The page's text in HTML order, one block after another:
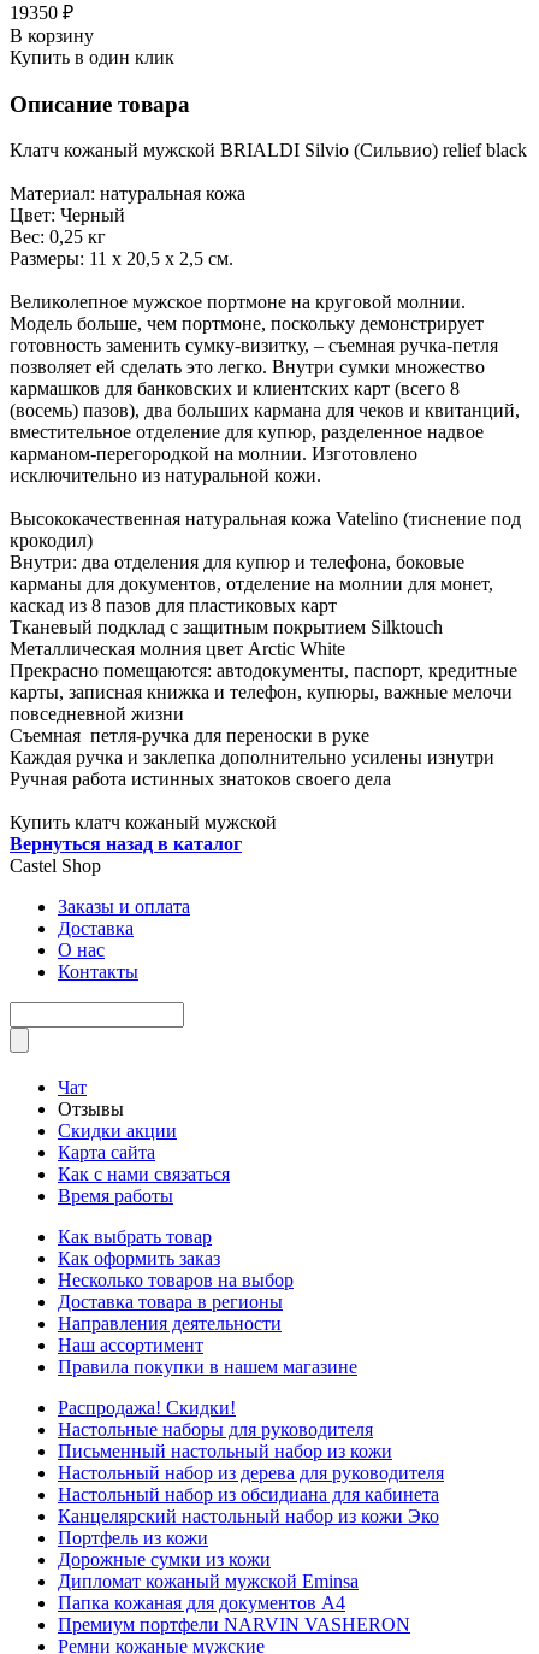
19350 ₽
В корзину
Купить в один клик
Описание товара
Клатч кожаный мужской BRIALDI Silvio (Сильвио) relief black
Материал: натуральная кожа
Цвет: Черный
Вес: 0,25 кг
Размеры: 11 х 20,5 х 2,5 см.
Великолепное мужское портмоне на круговой молнии.
Модель больше, чем портмоне, поскольку демонстрирует
готовность заменить сумку-визитку, – съемная ручка-петля
позволяет ей сделать это легко. Внутри сумки множество
кармашков для банковских и клиентских карт (всего 8
(восемь) пазов), два больших кармана для чеков и квитанций,
вместительное отделение для купюр, разделенное надвое
карманом-перегородкой на молнии. Изготовлено
исключительно из натуральной кожи.
Высококачественная натуральная кожа Vatelino (тиснение под
крокодил)
Внутри: два отделения для купюр и телефона, боковые
карманы для документов, отделение на молнии для монет,
каскад из 8 пазов для пластиковых карт
Тканевый подклад с защитным покрытием Silktouch
Металлическая молния цвет Arctic White
Прекрасно помещаются: автодокументы, паспорт, кредитные
карты, записная книжка и телефон, купюры, важные мелочи
повседневной жизни
Съемная петля-ручка для переноски в руке
Каждая ручка и заклепка дополнительно усилены изнутри
Ручная работа истинных знатоков своего дела
Купить клатч кожаный мужской
Вернуться назад в каталог
Castel Shop
Заказы и оплата
Доставка
О нас
Контакты
Чат
Отзывы
Скидки акции
Карта сайта
Как с нами связаться
Время работы
Как выбрать товар
Как оформить заказ
Несколько товаров на выбор
Доставка товара в регионы
Направления деятельности
Наш ассортимент
Правила покупки в нашем магазине
Распродажа! Скидки!
Настольные наборы для руководителя
Письменный настольный набор из кожи
Настольный набор из дерева для руководителя
Настольный набор из обсидиана для кабинета
Канцелярский настольный набор из кожи Эко
Портфель из кожи
Дорожные сумки из кожи
Дипломат кожаный мужской Eminsa
Папка кожаная для документов А4
Премиум портфели NARVIN VASHERON
Ремни кожаные мужские